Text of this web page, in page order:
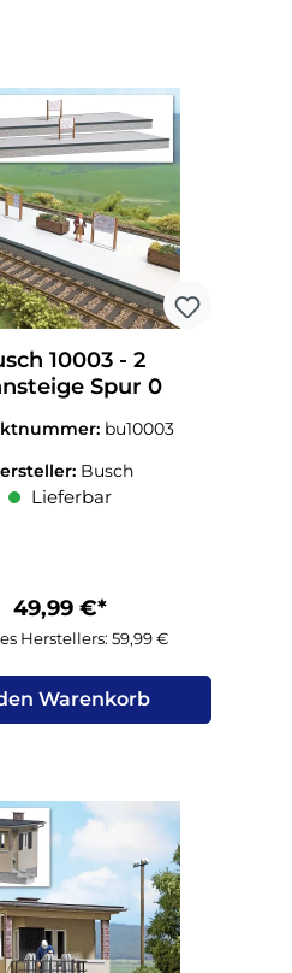
10003 - 2
Spur 0
bu10003
Busch
Lieferbar
49,99 €*
Herstellers: 59,99 €
Warenkorb